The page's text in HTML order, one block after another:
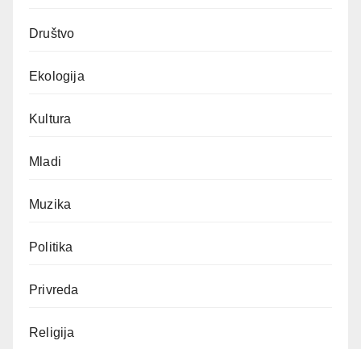
Društvo
Ekologija
Kultura
Mladi
Muzika
Politika
Privreda
Religija